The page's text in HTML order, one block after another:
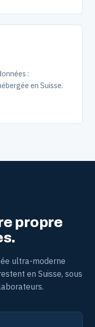
:
en Suisse.
propre
ultra-moderne
en Suisse, sous